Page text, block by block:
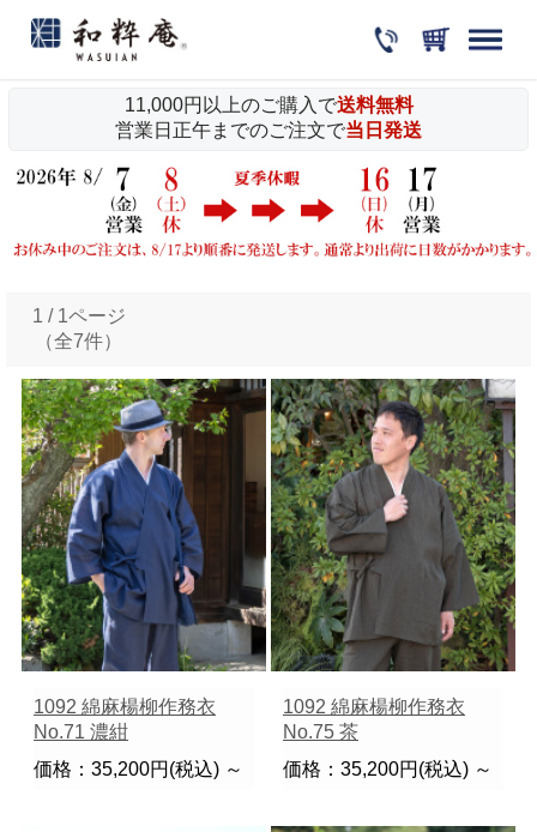
11,000円以上のご購入で送料無料
営業日正午までのご注文で当日発送
1 / 1ページ
（全7件）
1092 綿麻楊柳作務衣
No.71 濃紺
価格：35,200円(税込) ～
1092 綿麻楊柳作務衣
No.75 茶
価格：35,200円(税込) ～